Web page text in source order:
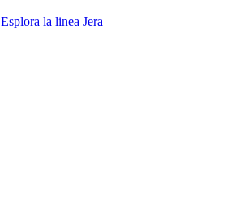
Esplora la linea Jera